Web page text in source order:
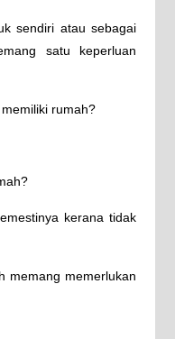
sendiri atau sebagai
satu keperluan
rumah?
kerana tidak
memang memerlukan